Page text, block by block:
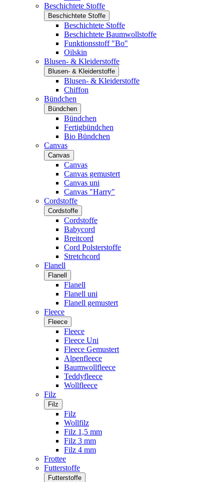
Beschichtete Stoffe
Beschichtete Stoffe
Beschichtete Stoffe
Beschichtete Baumwollstoffe
Funktionsstoff "Bo"
Oilskin
Blusen- & Kleiderstoffe
Blusen- & Kleiderstoffe
Blusen- & Kleiderstoffe
Chiffon
Bündchen
Bündchen
Bündchen
Fertigbündchen
Bio Bündchen
Canvas
Canvas
Canvas
Canvas gemustert
Canvas uni
Canvas "Harry"
Cordstoffe
Cordstoffe
Cordstoffe
Babycord
Breitcord
Cord Polsterstoffe
Stretchcord
Flanell
Flanell
Flanell
Flanell uni
Flanell gemustert
Fleece
Fleece
Fleece
Fleece Uni
Fleece Gemustert
Alpenfleece
Baumwollfleece
Teddyfleece
Wollfleece
Filz
Filz
Filz
Wollfilz
Filz 1,5 mm
Filz 3 mm
Filz 4 mm
Frottee
Futterstoffe
Futterstoffe